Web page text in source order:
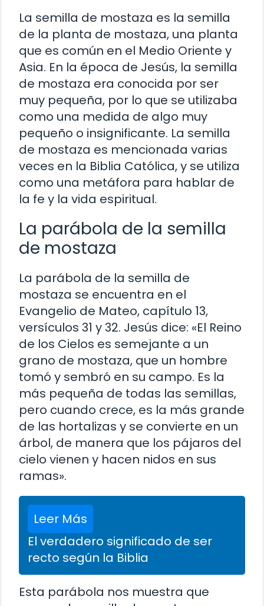
La semilla de mostaza es la semilla
de la planta de mostaza, una planta
que es común en el Medio Oriente y
Asia. En la época de Jesús, la semilla
de mostaza era conocida por ser
muy pequeña, por lo que se utilizaba
como una medida de algo muy
pequeño o insignificante. La semilla
de mostaza es mencionada varias
veces en la Biblia Católica, y se utiliza
como una metáfora para hablar de
la fe y la vida espiritual.
La parábola de la semilla
de mostaza
La parábola de la semilla de
mostaza se encuentra en el
Evangelio de Mateo, capítulo 13,
versículos 31 y 32. Jesús dice: «El Reino
de los Cielos es semejante a un
grano de mostaza, que un hombre
tomó y sembró en su campo. Es la
más pequeña de todas las semillas,
pero cuando crece, es la más grande
de las hortalizas y se convierte en un
árbol, de manera que los pájaros del
cielo vienen y hacen nidos en sus
ramas».
Leer Más
El verdadero significado de ser
recto según la Biblia
Esta parábola nos muestra que